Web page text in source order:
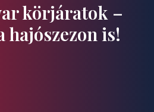
körjáratok –
is!